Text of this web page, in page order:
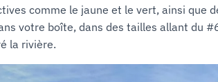
comme le jaune et le vert, ainsi que
votre boîte, dans des tailles allant du
la rivière.